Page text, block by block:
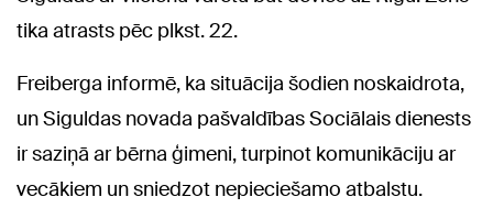
tika atrasts pēc plkst. 22.
Freiberga informē, ka situācija šodien noskaidrota,
un Siguldas novada pašvaldības Sociālais dienests
ir saziņā ar bērna ģimeni, turpinot komunikāciju ar
vecākiem un sniedzot nepieciešamo atbalstu.